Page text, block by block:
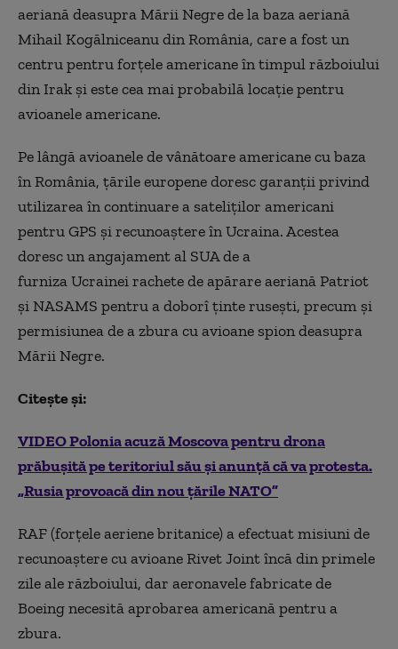
aeriană deasupra Mării Negre de la baza aeriană
Mihail Kogălniceanu din România, care a fost un
centru pentru forțele americane în timpul războiului
din Irak și este cea mai probabilă locație pentru
avioanele americane.
Pe lângă avioanele de vânătoare americane cu baza
în România, țările europene doresc garanții privind
utilizarea în continuare a sateliților americani
pentru GPS și recunoaștere în Ucraina. Acestea
doresc un angajament al SUA de a
furniza Ucrainei rachete de apărare aeriană Patriot
și NASAMS pentru a doborîținterusești, precum și
permisiunea de a zbura cu avioane spion deasupra
Mării Negre.
Citește și:
VIDEO Polonia acuză Moscova pentru drona
prăbușită pe teritoriul său și anunță că va protesta.
„Rusia provoacă din nou țările NATO”
RAF(forțele aeriene britanice) a efectuat misiuni de
recunoaștere cu avioane Rivet Joint încă din primele
zile ale războiului, dar aeronavele fabricate de
Boeing necesită aprobarea americană pentru a
zbura.